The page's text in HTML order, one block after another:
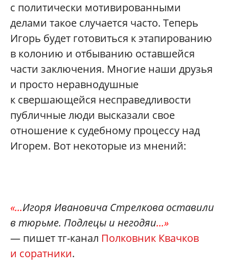
с политически мотивированными
делами такое случается часто. Теперь
Игорь будет готовиться к этапированию
в колонию и отбыванию оставшейся
части заключения. Многие наши друзья
и просто неравнодушные
к свершающейся несправедливости
публичные люди высказали свое
отношение к судебному процессу над
Игорем. Вот некоторые из мнений:
«...Игоря Ивановича Стрелкова оставили
в тюрьме. Подлецы и негодяи...»
— пишет тг-канал Полковник Квачков
и соратники.